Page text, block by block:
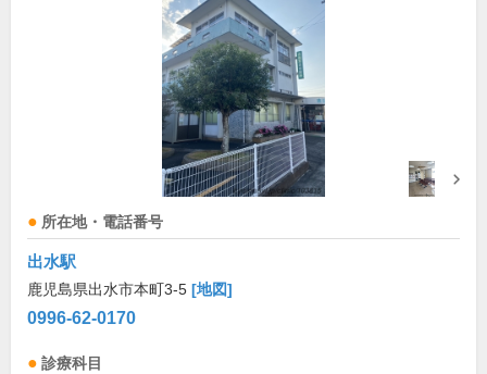
所在地・電話番号
出水駅
鹿児島県出水市本町3-5 [地図]
0996-62-0170
診療科目